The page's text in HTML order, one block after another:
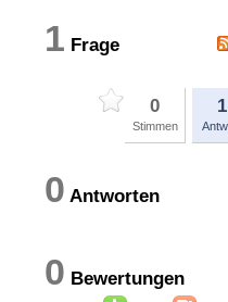
1 Frage
0
Stimmen
1
0
0